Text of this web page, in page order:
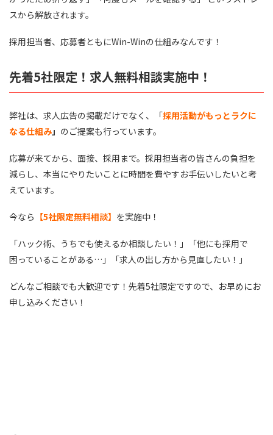
スから解放されます。
採用担当者、応募者ともにWin-Winの仕組みなんです！
先着5社限定！求人無料相談実施中！
弊社は、求人広告の掲載だけでなく、「採用活動がもっとラクに
なる仕組み」 のご提案も行っています。
応募が来てから、面接、採用まで。採用担当者の皆さんの負担を
減らし、本当にやりたいことに時間を費やすお手伝いしたいと考
えています。
今なら 【5社限定無料相談】 を実施中！
「ハック術、うちでも使えるか相談したい！」「他にも採用で
困っていることがある…」「求人の出し方から見直したい！」
どんなご相談でも大歓迎です！先着5社限定ですので、お早めにお
申し込みください！